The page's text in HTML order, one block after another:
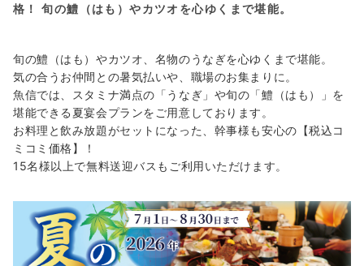
格！ 旬の鱧（はも）やカツオを心ゆくまで堪能。
旬の鱧（はも）やカツオ、名物のうなぎを心ゆくまで堪能。
気の合うお仲間との暑気払いや、職場のお集まりに。
魚信では、スタミナ満点の「うなぎ」や旬の「鱧（はも）」を
堪能できる夏宴会プランをご用意しております。
お料理と飲み放題がセットになった、幹事様も安心の【税込コ
ミコミ価格】！
15名様以上で無料送迎バスもご利用いただけます。